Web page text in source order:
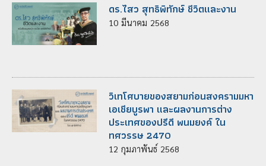
ดร.ไสว สุทธิพิทักษ์ ชีวิตและงาน
10 มีนาคม 2568
วิเทโศบายของสยามก่อนสงครามมหา
เอเชียบูรพา และผลงานการต่าง
ประเทศของปรีดี พนมยงค์ ใน
ทศวรรษ 2470
12 กุมภาพันธ์ 2568